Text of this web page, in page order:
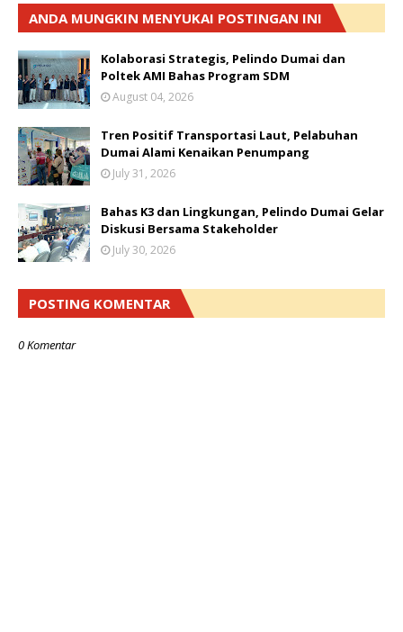
ANDA MUNGKIN MENYUKAI POSTINGAN INI
Kolaborasi Strategis, Pelindo Dumai dan
Poltek AMI Bahas Program SDM
August 04, 2026
Tren Positif Transportasi Laut, Pelabuhan
Dumai Alami Kenaikan Penumpang
July 31, 2026
Bahas K3 dan Lingkungan, Pelindo Dumai Gelar
Diskusi Bersama Stakeholder
July 30, 2026
POSTING KOMENTAR
0 Komentar